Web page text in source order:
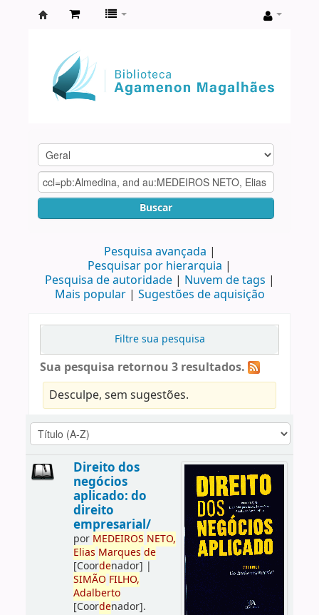
Agamenon
Magalhães
Buscar
Pesquisa avançada
Pesquisar por hierarquia
Pesquisa de autoridade
Nuvem de tags
Mais popular
Sugestões de aquisição
Filtre sua pesquisa
Sua pesquisa retornou 3 resultados.
Desculpe, sem sugestões.
Direito dos
negócios
aplicado: do
direito
empresarial/
por MEDEIROS NETO,
Elias Marques de
[Coordenador] |
SIMÃO FILHO,
Adalberto
[Coordenador].